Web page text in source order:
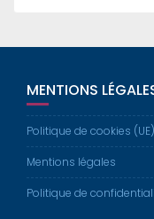
MENTIONS
Politique de cookies (UE)
Mentions légales
Politique de